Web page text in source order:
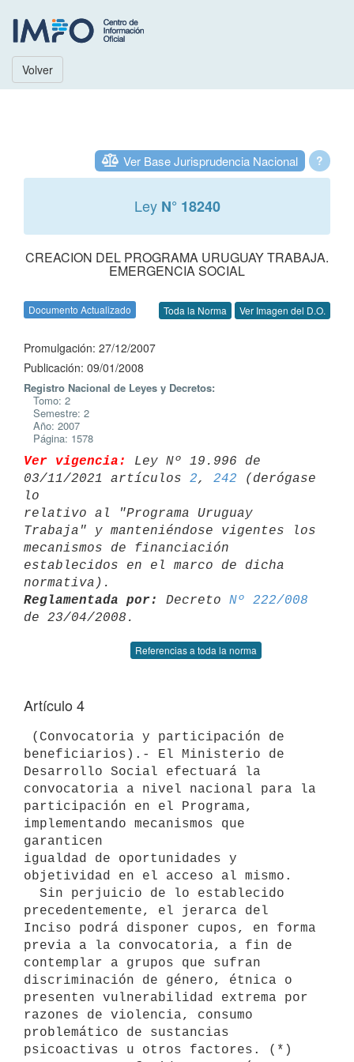
Volver
?
Ver Base Jurisprudencia Nacional
Ley N° 18240
CREACION DEL PROGRAMA URUGUAY TRABAJA.
EMERGENCIA SOCIAL
Documento Actualizado Toda la Norma Ver Imagen del D.O.
Promulgación: 27/12/2007
Publicación: 09/01/2008
Registro Nacional de Leyes y Decretos:
Tomo: 2
Semestre: 2
Año: 2007
Página: 1578
Ver vigencia:
Ley Nº 19.996 de
03/11/2021 artículos 2, 242 (derógase
lo
relativo al "Programa Uruguay
Trabaja" y manteniéndose vigentes los
mecanismos de financiación
establecidos en el marco de dicha
Reglamentada por:
Decreto Nº 222/008
Referencias a toda la norma
Artículo 4
beneficiarios).- El Ministerio de
Desarrollo Social efectuará la
convocatoria a nivel nacional para la
participación en el Programa,
implementando mecanismos que
garanticen
igualdad de oportunidades y
objetividad en el acceso al mismo.
precedentemente, el jerarca del
Inciso podrá disponer cupos, en forma
previa a la convocatoria, a fin de
contemplar a grupos que sufran
discriminación de género, étnica o
presenten vulnerabilidad extrema por
razones de violencia, consumo
problemático de sustancias
psicoactivas u otros factores. (*)